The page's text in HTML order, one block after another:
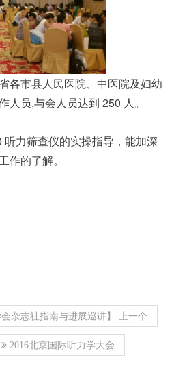
各市县人民医院、中医院及妇幼
员,与会人员达到 250 人。
力筛查仪的实操指导，能加深
作的了解。
杂志社指南与进展巡讲】 上一个
2016北京国际听力学大会